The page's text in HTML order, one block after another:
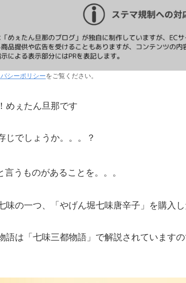
シーポリシーをご覧ください。
めぇたん旦那です
じでしょうか。。。？
言うものがあることを。。。
味の一つ、「やげん堀七味唐辛子」を購入
語は「七味三都物語」で解説されています